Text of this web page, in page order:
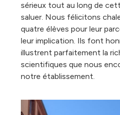
sérieux tout au long de
saluer. Nous félicitons
quatre élèves pour leur
leur implication. Ils font
illustrent parfaitement la
scientifiques que nous
notre établissement.